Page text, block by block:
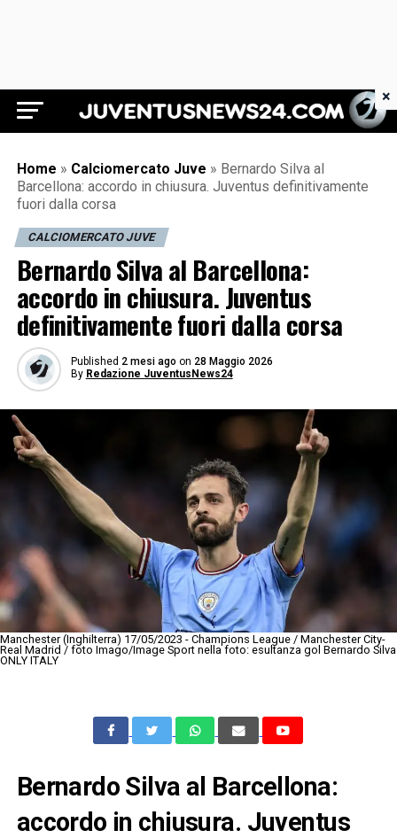
Juventus News 24
Home » Calciomercato Juve » Bernardo Silva al
Barcellona: accordo in chiusura. Juventus definitivamente
fuori dalla corsa
CALCIOMERCATO JUVE
Bernardo Silva al Barcellona:
accordo in chiusura. Juventus
definitivamente fuori dalla corsa
Published 2 mesi ago on 28 Maggio 2026
By Redazione JuventusNews24
Manchester (Inghilterra) 17/05/2023 - Champions League / Manchester City-
Real Madrid / foto Imago/Image Sport nella foto: esultanza gol Bernardo Silva
ONLY ITALY
Bernardo Silva al Barcellona:
accordo in chiusura. Juventus
×